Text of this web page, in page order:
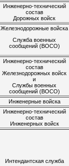
Инженерно-технический
состав
Дорожных войск
Железнодорожные войска
Служба военных
сообщений (ВОСО)
Инженерно-технический
состав
Железнодорожных войск
и
Службы военных
сообщений (ВОСО)
Инженерные войска
Инженерно-технический
состав
Инженерных войск
Интендантская служба